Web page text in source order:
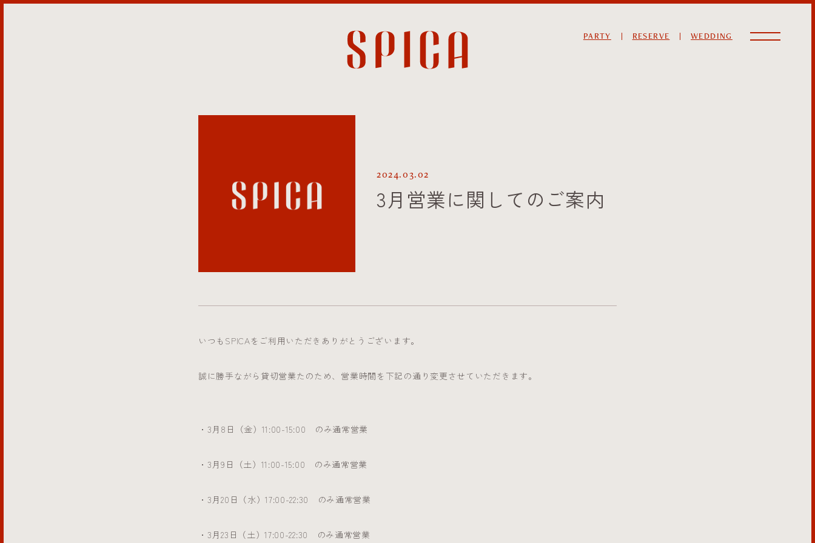
PARTY RESERVE WEDDING
2024.03.02
3月営業に関してのご案内
いつもSPICAをご利用いただきありがとうございます。
誠に勝手ながら貸切営業たのため、営業時間を下記の通り変更させていただきます。
・3月8日（金）11:00-15:00 のみ通常営業
・3月9日（土）11:00-15:00 のみ通常営業
・3月20日（水）17:00-22:30 のみ通常営業
・3月23日（土）17:00-22:30 のみ通常営業